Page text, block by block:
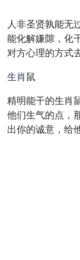
人非圣贤孰能无
能化解嫌隙，化
对方心理的方式
生肖鼠
精明能干的生肖
他们生气的点，
出你的诚意，给